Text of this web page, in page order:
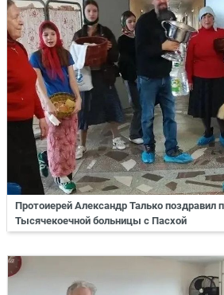
Протоиерей Александр Талько поздравил
Тысячекоечной больницы с Пасхой